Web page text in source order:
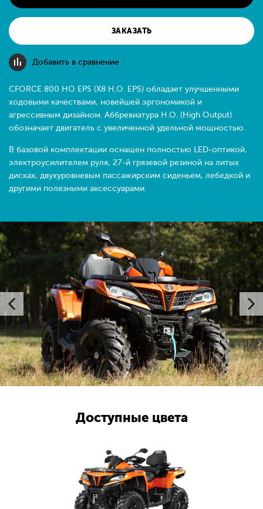
ЗАКАЗАТЬ
Добавить в сравнение
CFORCE 800 HO EPS (X8 H.O. EPS) обладает улучшенными
ходовыми качествами, новейшей эргономикой и
агрессивным дизайном. Аббревиатура H.O. (High Output)
обозначает двигатель с увеличенной удельной мощностью.
В базовой комплектации оснащен полностью LED-оптикой,
электроусилителем руля, 27-й грязевой резиной на литых
дисках, двухуровневым пассажирским сиденьем, лебедкой и
другими полезными аксессуарами.
Доступные цвета